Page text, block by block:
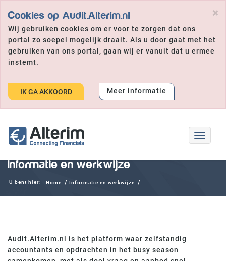
×
Cookies op Audit.Alterim.nl
Wij gebruiken cookies om er voor te zorgen dat ons
portal zo soepel mogelijk draait. Als u door gaat met het
gebruiken van ons portal, gaan wij er vanuit dat u ermee
instemt.
IK GA AKKOORD Meer informatie
Toggle
Informatie en werkwijze
U bent hier: Home Informatie en werkwijze
Audit.Alterim.nl is het platform waar zelfstandig
accountants en opdrachten in het busy season